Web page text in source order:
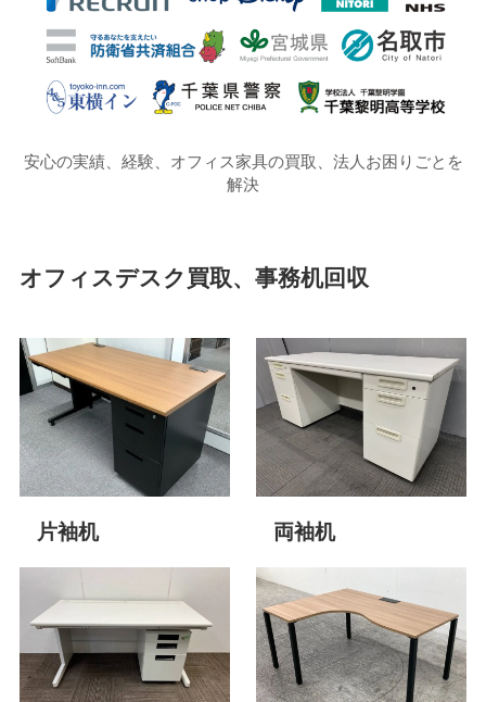
安心の実績、経験、オフィス家具の買取、法人お困りごとを
解決
オフィスデスク買取、事務机回収
片袖机 両袖机